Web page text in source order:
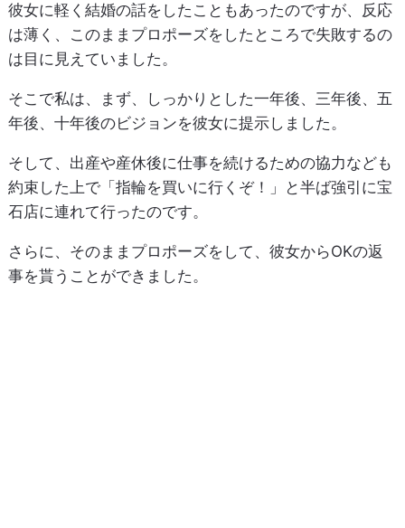
彼女に軽く結婚の話をしたこともあったのですが、反応
は薄く、このままプロポーズをしたところで失敗するの
は目に見えていました。
そこで私は、まず、しっかりとした一年後、三年後、五
年後、十年後のビジョンを彼女に提示しました。
そして、出産や産休後に仕事を続けるための協力なども
約束した上で「指輪を買いに行くぞ！」と半ば強引に宝
石店に連れて行ったのです。
さらに、そのままプロポーズをして、彼女からOKの返
事を貰うことができました。